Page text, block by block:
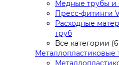
Медные трубы и
Пресс-фитинги
Расходные
труб
Все категории
Металлопластиковые